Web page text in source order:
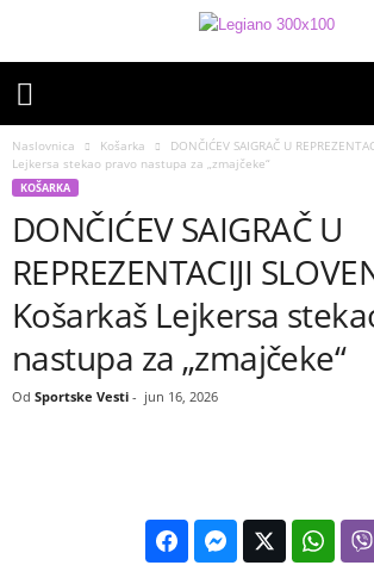
Naslovnica Košarka
DONČIĆEV SAIGRAČ U
Lejkersa stekao pravo nastupa za „zmajčeke“
KOŠARKA
DONČIĆEV SAIGRAČ U
REPREZENTACIJI
Košarkaš Lejkersa
nastupa za „zmajčeke“
Od Sportske Vesti - jun 16, 2026